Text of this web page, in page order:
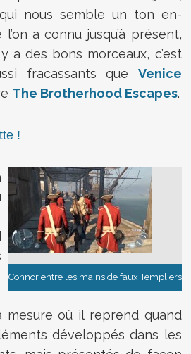
nous semble un ton en-
a connu jusqu’à présent,
a des bons morceaux, c’est
fracassants que Venice
The Brotherhood Escapes.
!
Connor entre les mains de faux Templiers
mesure où il reprend quand
développés dans les